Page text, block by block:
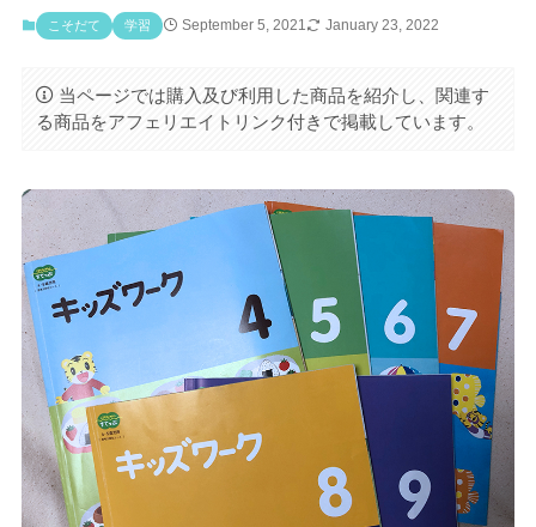
こそだて 学習 September 5, 2021 January 23, 2022
当ページでは購入及び利用した商品を紹介し、関連す
る商品をアフェリエイトリンク付きで掲載しています。